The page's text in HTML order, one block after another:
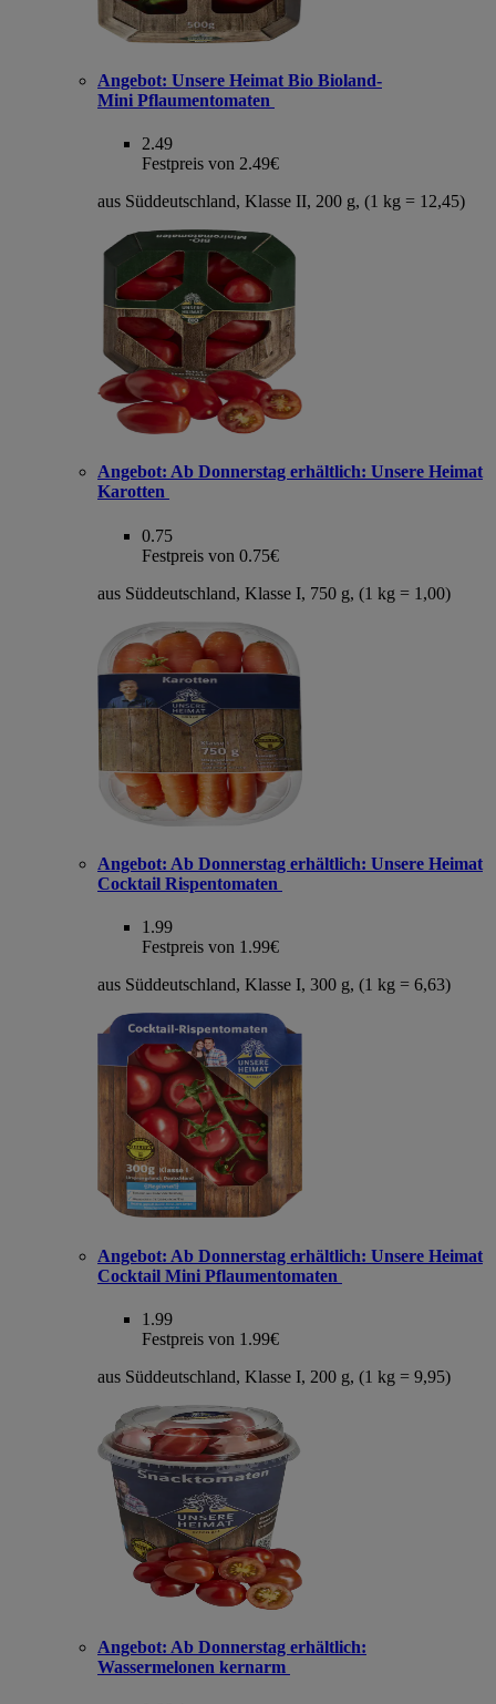
Angebot: Unsere Heimat Bio Bioland-
Mini Pflaumentomaten
2.49
Festpreis von 2.49€
aus Süddeutschland, Klasse II, 200 g, (1 kg = 12,45)
Angebot: Ab Donnerstag erhältlich: Unsere Heimat
Karotten
0.75
Festpreis von 0.75€
aus Süddeutschland, Klasse I, 750 g, (1 kg = 1,00)
Angebot: Ab Donnerstag erhältlich: Unsere Heimat
Cocktail Rispentomaten
1.99
Festpreis von 1.99€
aus Süddeutschland, Klasse I, 300 g, (1 kg = 6,63)
Angebot: Ab Donnerstag erhältlich: Unsere Heimat
Cocktail Mini Pflaumentomaten
1.99
Festpreis von 1.99€
aus Süddeutschland, Klasse I, 200 g, (1 kg = 9,95)
Angebot: Ab Donnerstag erhältlich:
Wassermelonen kernarm